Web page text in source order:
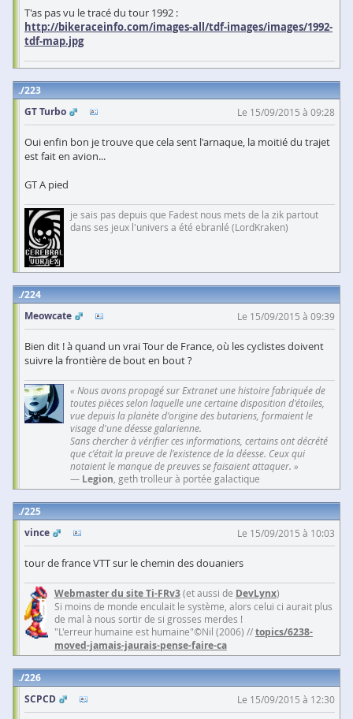
T'as pas vu le tracé du tour 1992 :
http://bikeraceinfo.com/images-all/tdf-images/images/1992-
tdf-map.jpg
223
GT Turbo
Le 15/09/2015 à 09:28
Oui enfin bon je trouve que cela sent l'arnaque, la moitié du trajet
est fait en avion...
GT A pied
je sais pas depuis que Fadest nous mets de la zik partout
dans ses jeux l'univers a été ebranlé (LordKraken)
224
Meowcate
Le 15/09/2015 à 09:39
Bien dit ! à quand un vrai Tour de France, où les cyclistes doivent
suivre la frontière de bout en bout ?
« Nous avons propagé sur Extranet une histoire fabriquée de
toutes pièces selon laquelle une certaine disposition d'étoiles,
vue depuis la planète d'origine des butariens, formaient le
visage d'une déesse galarienne.
Sans chercher à vérifier ces informations, certains ont décrété
que c'était la preuve de l'existence de la déesse. Ceux qui
notaient le manque de preuves se faisaient attaquer. »
— Legion , geth trolleur à portée galactique
225
vince
Le 15/09/2015 à 10:03
tour de france VTT sur le chemin des douaniers
Webmaster du site Ti-FRv3(et aussi de DevLynx)
Si moins de monde enculait le système, alors celui ci aurait plus
de mal à nous sortir de si grosses merdes !
"L'erreur humaine est humaine"©Nil (2006) //topics/6238-
moved-jamais-jaurais-pense-faire-ca
226
SCPCD
Le 15/09/2015 à 12:30